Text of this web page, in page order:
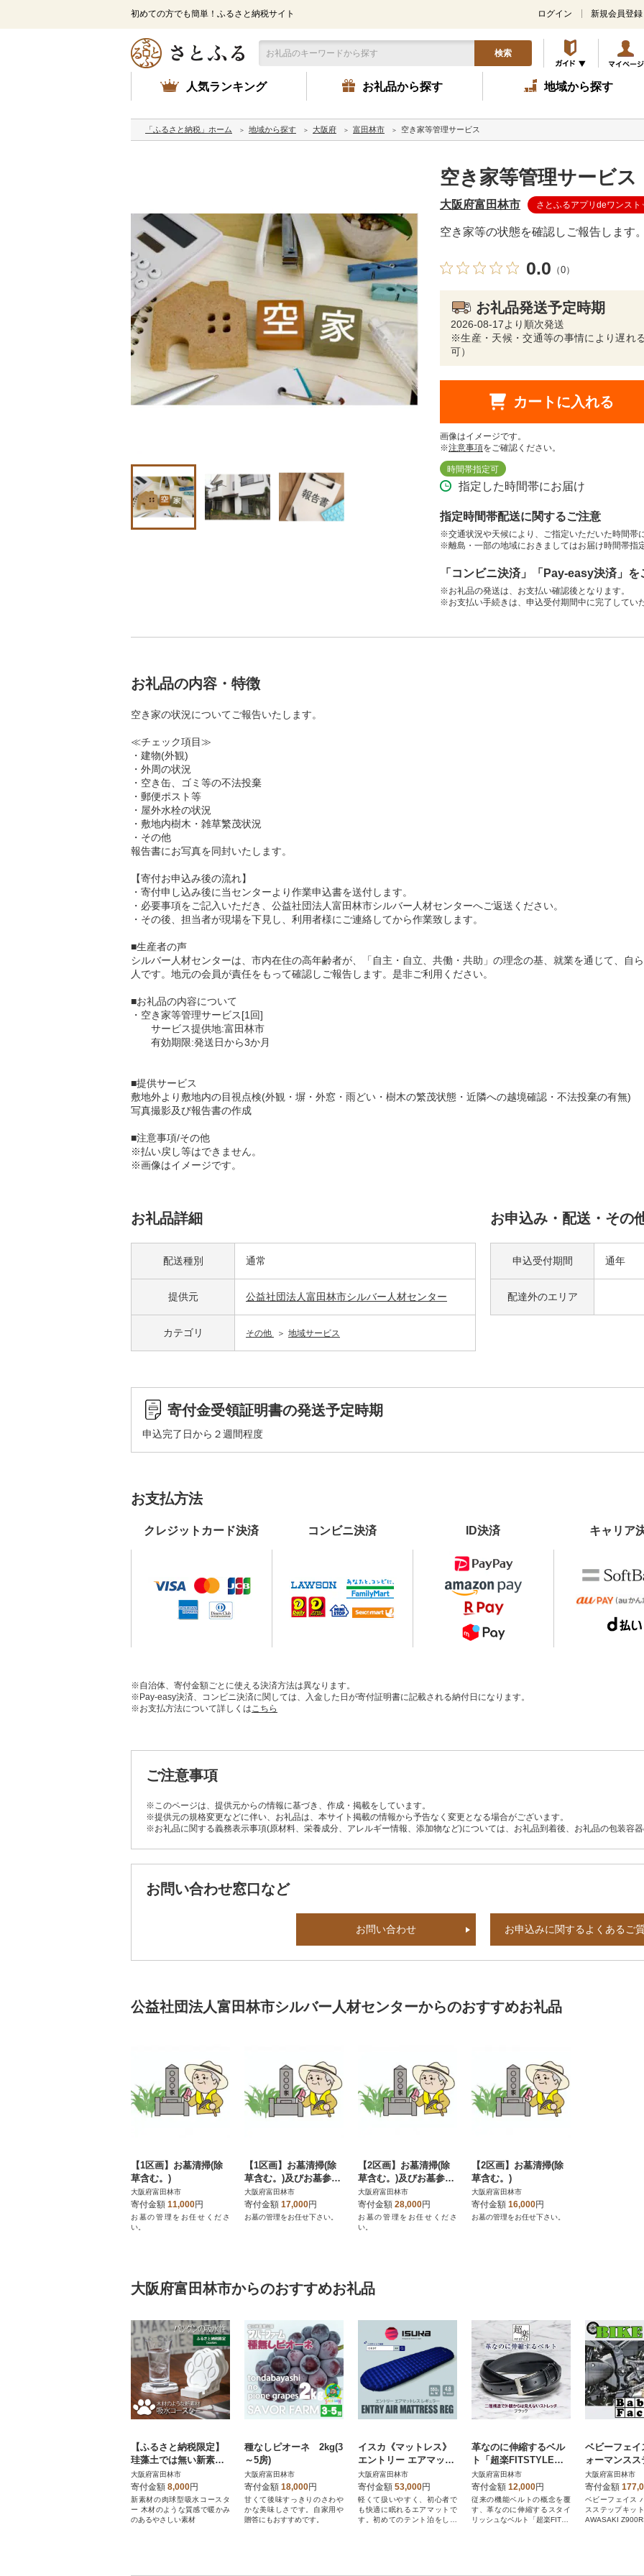
初めての方でも簡単！ふるさと納税サイト ログイン 新規会員登録
検索
人気ランキング お礼品から探す 地域から探す
「ふるさと納税」ホーム 地域から探す 大阪府 富田林市 空き家等管理サービス
空き家等管理サービス
大阪府富田林市 さとふるアプリdeワンスト
空き家等の状態を確認しご報告します
0.0 （0）
お礼品発送予定時期
2026-08-17より順次発送
※生産・天候・交通等の事情により遅れ
可）
カートに入れる
画像はイメージです。
※注意事項をご確認ください。
時間帯指定可
指定した時間帯にお届け
指定時間帯配送に関するご注意
※交通状況や天候により、ご指定いただいた時間帯
※離島・一部の地域におきましてはお届け時間帯指
「コンビニ決済」「Pay-easy決済」
※お礼品の発送は、お支払い確認後となります。
※お支払い手続きは、申込受付期間中に完了してい
お礼品の内容・特徴
空き家の状況についてご報告いたします。
≪チェック項目≫
・建物(外観)
・外周の状況
・空き缶、ゴミ等の不法投棄
・郵便ポスト等
・屋外水栓の状況
・敷地内樹木・雑草繁茂状況
・その他
報告書にお写真を同封いたします。
【寄付お申込み後の流れ】
・寄付申し込み後に当センターより作業申込書を送付します。
・必要事項をご記入いただき、公益社団法人富田林市シルバー人材センターへご返送ください。
・その後、担当者が現場を下見し、利用者様にご連絡してから作業致します。
■生産者の声
シルバー人材センターは、市内在住の高年齢者が、「自主・自立、共働・共助」の理念の基、就業を通じて、自
人です。地元の会員が責任をもって確認しご報告します。是非ご利用ください。
■お礼品の内容について
・空き家等管理サービス[1回]
サービス提供地:富田林市
有効期限:発送日から3か月
■提供サービス
敷地外より敷地内の目視点検(外観・塀・外窓・雨どい・樹木の繁茂状態・近隣への越境確認・不法投棄の有無)
写真撮影及び報告書の作成
■注意事項/その他
※払い戻し等はできません。
※画像はイメージです。
お礼品詳細
配送種別 通常
提供元 公益社団法人富田林市シルバー人材センター
カテゴリ その他 地域サービス
お申込み・配送・その
申込受付期間 通年
配達外のエリア
寄付金受領証明書の発送予定時期
申込完了日から２週間程度
お支払方法
クレジットカード決済 コンビニ決済 ID決済 キャリア
※自治体、寄付金額ごとに使える決済方法は異なります。
※Pay-easy決済、コンビニ決済に関しては、入金した日が寄付証明書に記載される納付日になります。
※お支払方法について詳しくはこちら
ご注意事項
※このページは、提供元からの情報に基づき、作成・掲載をしています。
※提供元の規格変更などに伴い、お礼品は、本サイト掲載の情報から予告なく変更となる場合がございます。
※お礼品に関する義務表示事項(原材料、栄養成分、アレルギー情報、添加物など)については、お礼品到着後、お礼品の包装容
お問い合わせ窓口など
お問い合わせ お申込みに関するよくあるご
公益社団法人富田林市シルバー人材センターからのおすすめお礼品
【1区画】お墓清掃(除
草含む。)
大阪府富田林市
寄付金額 11,000円
お墓の管理をお任せくださ
い。
【1区画】お墓清掃(除
草含む。)及びお墓参り
代行サービス(墓花入れ
替え含む。)
大阪府富田林市
寄付金額 17,000円
お墓の管理をお任せ下さい。
【2区画】お墓清掃(除
草含む。)及びお墓参り
代行サービス(墓花入れ
替え含む。)
大阪府富田林市
寄付金額 28,000円
お墓の管理をお任せくださ
い。
【2区画】お墓清掃(除
草含む。)
大阪府富田林市
寄付金額 16,000円
お墓の管理をお任せ下さい。
大阪府富田林市からのおすすめお礼品
【ふるさと納税限定】
珪藻土では無い新素
材 木材の様な新感
覚 肉球型吸水コース
ター
大阪府富田林市
寄付金額 8,000円
新素材の肉球型吸水コースタ
ー 木材のような質感で暖かみ
のあるやさしい素材
種なしピオーネ 2kg(3
～5房)
大阪府富田林市
寄付金額 18,000円
甘くて後味すっきりのさわや
かな美味しさです。自家用や
贈答にもおすすめです。
イスカ《マットレス》
エントリー エアマット
レス Reg ダークネイビ
ー 登山キャンプ。【IS
KOT】
大阪府富田林市
寄付金額 53,000円
軽くて扱いやすく、初心者で
も快適に眠れるエアマットで
す。初めてのテント泊をしっ
革なのに伸縮するベル
ト「超楽FITSTYLE」
(ブラック)
大阪府富田林市
寄付金額 12,000円
従来の機能ベルトの概念を覆
す、革なのに伸縮するスタイ
リッシュなベルト「超楽FITST
ベビーフェ
ォーマンス
ット
0RS 002-
大阪府富田林市
寄付金額
ベビーフェイス
スステップキッ
AWASAKI